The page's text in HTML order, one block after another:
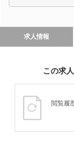
求人情報
この求
閲覧履